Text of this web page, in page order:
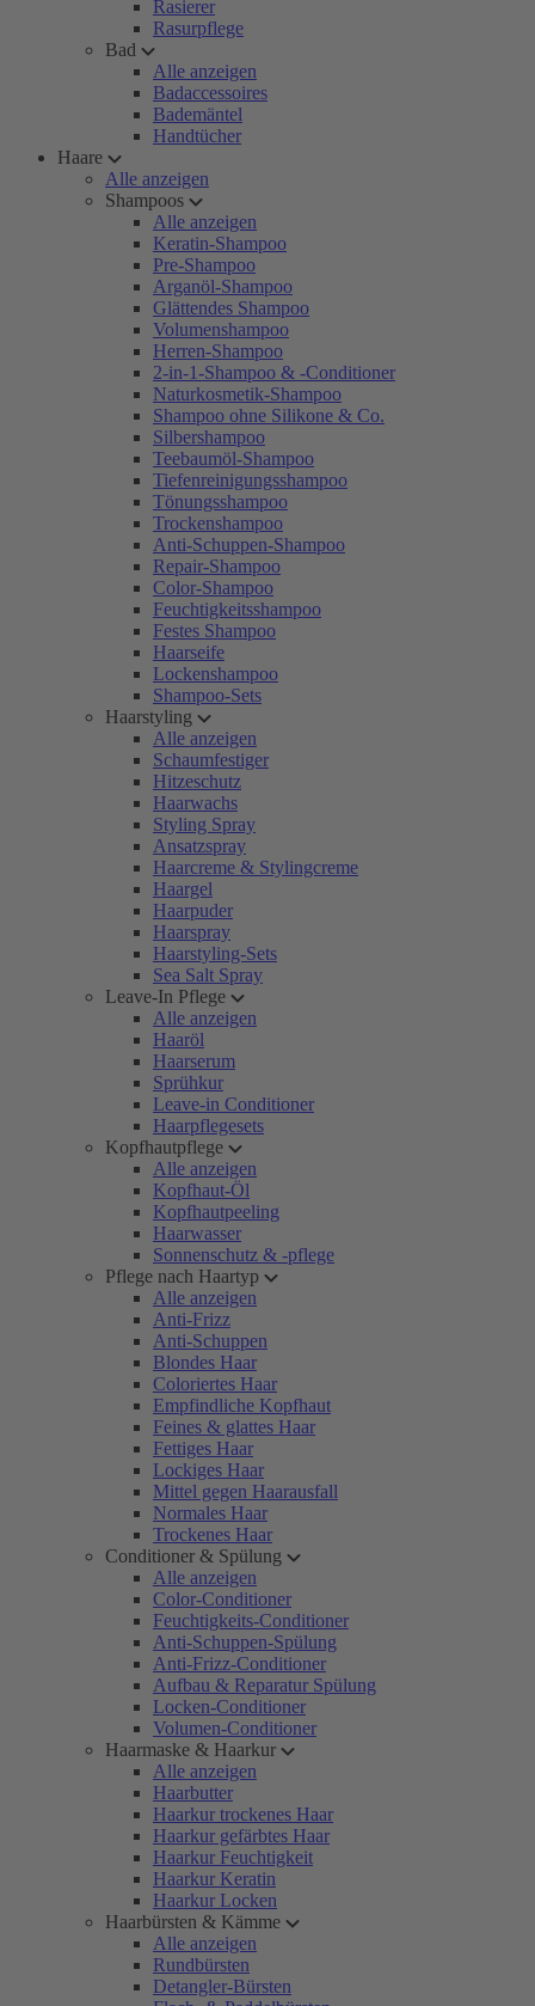
Rasierer
Rasurpflege
Bad
Alle anzeigen
Badaccessoires
Bademäntel
Handtücher
Haare
Alle anzeigen
Shampoos
Alle anzeigen
Keratin-Shampoo
Pre-Shampoo
Arganöl-Shampoo
Glättendes Shampoo
Volumenshampoo
Herren-Shampoo
2-in-1-Shampoo & -Conditioner
Naturkosmetik-Shampoo
Shampoo ohne Silikone & Co.
Silbershampoo
Teebaumöl-Shampoo
Tiefenreinigungsshampoo
Tönungsshampoo
Trockenshampoo
Anti-Schuppen-Shampoo
Repair-Shampoo
Color-Shampoo
Feuchtigkeitsshampoo
Festes Shampoo
Haarseife
Lockenshampoo
Shampoo-Sets
Haarstyling
Alle anzeigen
Schaumfestiger
Hitzeschutz
Haarwachs
Styling Spray
Ansatzspray
Haarcreme & Stylingcreme
Haargel
Haarpuder
Haarspray
Haarstyling-Sets
Sea Salt Spray
Leave-In Pflege
Alle anzeigen
Haaröl
Haarserum
Sprühkur
Leave-in Conditioner
Haarpflegesets
Kopfhautpflege
Alle anzeigen
Kopfhaut-Öl
Kopfhautpeeling
Haarwasser
Sonnenschutz & -pflege
Pflege nach Haartyp
Alle anzeigen
Anti-Frizz
Anti-Schuppen
Blondes Haar
Coloriertes Haar
Empfindliche Kopfhaut
Feines & glattes Haar
Fettiges Haar
Lockiges Haar
Mittel gegen Haarausfall
Normales Haar
Trockenes Haar
Conditioner & Spülung
Alle anzeigen
Color-Conditioner
Feuchtigkeits-Conditioner
Anti-Schuppen-Spülung
Anti-Frizz-Conditioner
Aufbau & Reparatur Spülung
Locken-Conditioner
Volumen-Conditioner
Haarmaske & Haarkur
Alle anzeigen
Haarbutter
Haarkur trockenes Haar
Haarkur gefärbtes Haar
Haarkur Feuchtigkeit
Haarkur Keratin
Haarkur Locken
Haarbürsten & Kämme
Alle anzeigen
Rundbürsten
Detangler-Bürsten